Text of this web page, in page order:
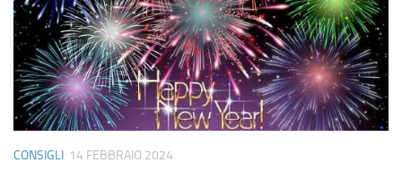
CONSIGLI 14 FEBBRAIO 2024